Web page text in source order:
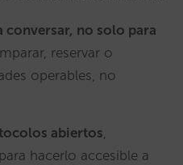
conversar, no solo para
reservar o
operables, no
abiertos,
hacerlo accesible a